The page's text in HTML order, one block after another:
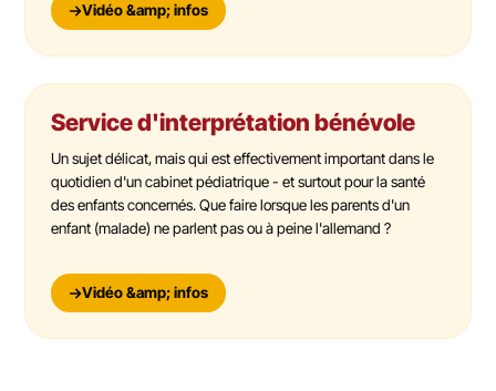
Vidéo &amp; infos
Service d'interprétation bénévole
Un sujet délicat, mais qui est effectivement important dans le
quotidien d'un cabinet pédiatrique - et surtout pour la santé
des enfants concernés. Que faire lorsque les parents d'un
enfant (malade) ne parlent pas ou à peine l'allemand ?
Vidéo &amp; infos